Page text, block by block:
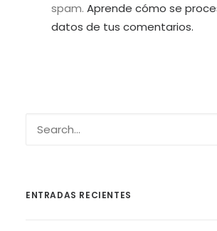
spam. Aprende cómo se
datos de tus comentarios.
ENTRADAS RECIENTES